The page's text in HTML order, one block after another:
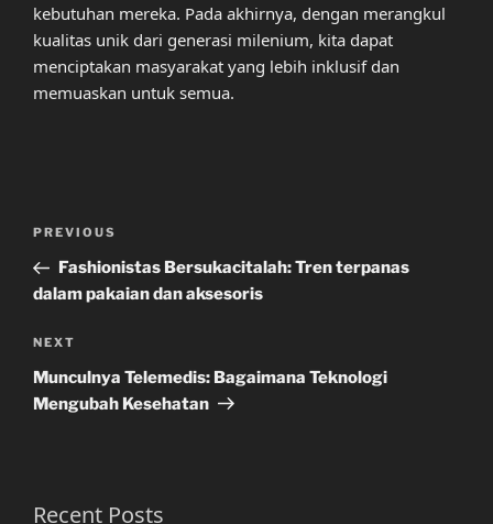
kebutuhan mereka. Pada akhirnya, dengan merangkul
kualitas unik dari generasi milenium, kita dapat
menciptakan masyarakat yang lebih inklusif dan
memuaskan untuk semua.
Previous
Post
PREVIOUS
Fashionistas Bersukacitalah: Tren terpanas
dalam pakaian dan aksesoris
Next
Post
NEXT
Munculnya Telemedis: Bagaimana Teknologi
Mengubah Kesehatan
Recent Posts